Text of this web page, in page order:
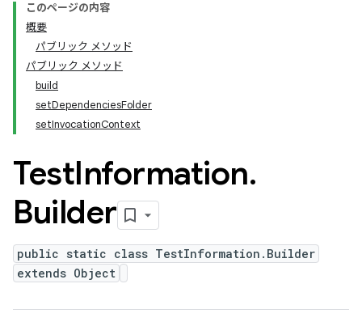
このページの内容
概要
パブリック メソッド
パブリック メソッド
build
setDependenciesFolder
setInvocationContext
TestInformation.
Builder
public static class TestInformation.Builder
extends Object